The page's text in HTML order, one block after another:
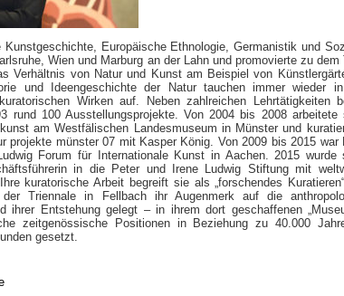
Kunstgeschichte, Europäische Ethnologie, Germanistik und
Wien und Marburg an der Lahn und promovierte zu dem
Verhältnis von Natur und Kunst am Beispiel von
und Ideengeschichte der Natur tauchen immer wieder
Wirken auf. Neben zahlreichen Lehrtätigkeiten
rund 100 Ausstellungsprojekte. Von 2004 bis 2008 arbeitete
am Westfälischen Landesmuseum in Münster und
projekte münster 07 mit Kasper König. Von 2009 bis 2015 war
Forum für Internationale Kunst in Aachen. 2015 wurde
in die Peter und Irene Ludwig Stiftung mit
kuratorische Arbeit begreift sie als „forschendes
Triennale in Fellbach ihr Augenmerk auf die
ihrer Entstehung gelegt – in ihrem dort geschaffenen
zeitgenössische Positionen in Beziehung zu 40.000
gesetzt.